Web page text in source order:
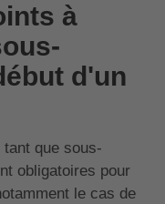
à
d'un
que sous-
obligatoires pour
le cas de